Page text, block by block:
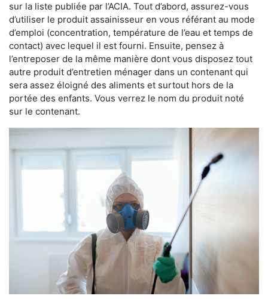
sur la liste publiée par l’ACIA. Tout d’abord, assurez-vous
d’utiliser le produit assainisseur en vous référant au mode
d’emploi (concentration, température de l’eau et temps de
contact) avec lequel il est fourni. Ensuite, pensez à
l’entreposer de la même manière dont vous disposez tout
autre produit d’entretien ménager dans un contenant qui
sera assez éloigné des aliments et surtout hors de la
portée des enfants. Vous verrez le nom du produit noté
sur le contenant.